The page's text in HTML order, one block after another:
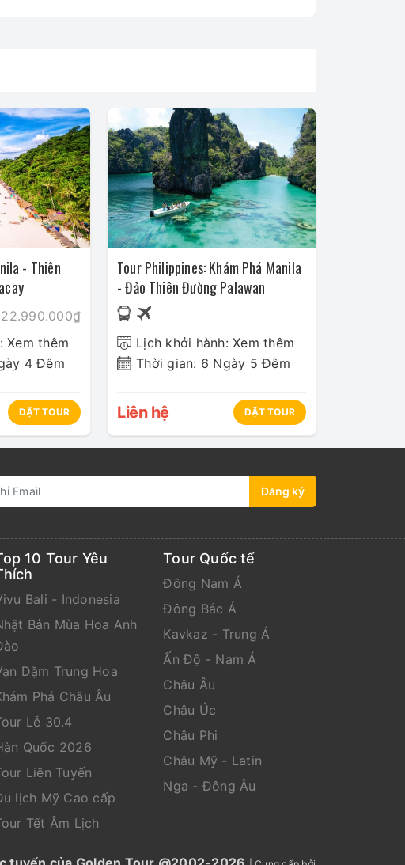
- Thiên
22.990.000₫
Xem thêm
4 Đêm
ĐẶT TOUR
Tour Philippines: Khám Phá Manila
- Đảo Thiên Đường Palawan
Lịch khởi hành: Xem thêm
Thời gian: 6 Ngày 5 Đêm
Liên hệ ĐẶT TOUR
Đăng ký
10 Tour Yêu
Bali - Indonesia
Bản Mùa Hoa Anh
Dặm Trung Hoa
Phá Châu Âu
Lễ 30.4
Quốc 2026
Liên Tuyến
lịch Mỹ Cao cấp
Tết Âm Lịch
Tour Quốc tế
Đông Nam Á
Đông Bắc Á
Kavkaz - Trung Á
Ấn Độ - Nam Á
Châu Âu
Châu Úc
Châu Phi
Châu Mỹ - Latin
Nga - Đông Âu